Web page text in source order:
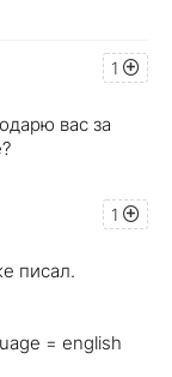
1
вас за
1
писал.
= english